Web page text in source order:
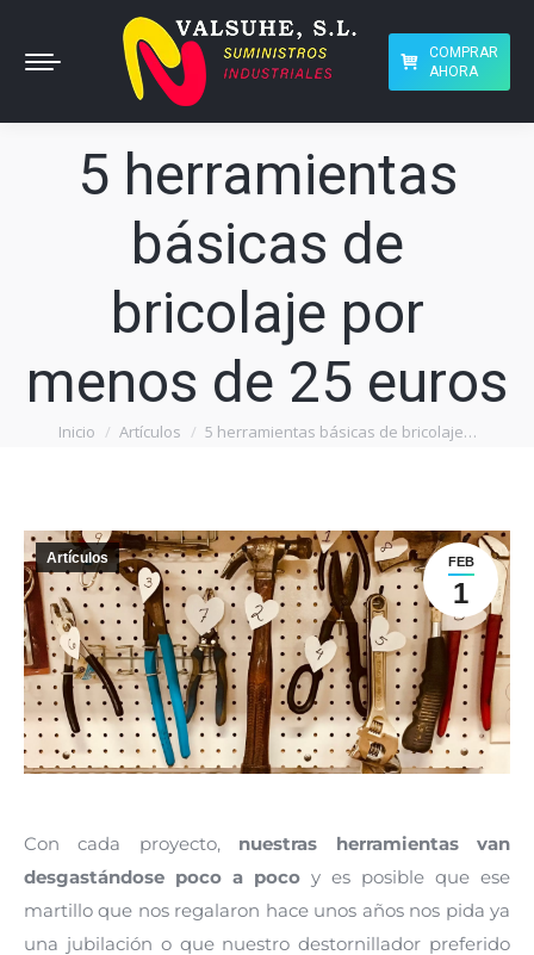
COMPRAR
AHORA
5 herramientas
básicas de
bricolaje por
menos de 25 euros
Estás aquí:
Inicio Artículos 5 herramientas básicas de bricolaje…
FEB
1
Artículos
Con cada proyecto, nuestras herramientas van
desgastándose poco a poco y es posible que ese
martillo que nos regalaron hace unos años nos pida ya
una jubilación o que nuestro destornillador preferido